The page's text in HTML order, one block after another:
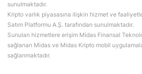
sunulmaktadır.
Kripto varlık piyasasına ilişkin hizmet ve
Satım Platformu A.Ş. tarafından sunulmaktadır.
Sunulan hizmetlere erişim Midas Finansal
sağlanan Midas ve Midas Kripto mobil
sağlanmaktadır.